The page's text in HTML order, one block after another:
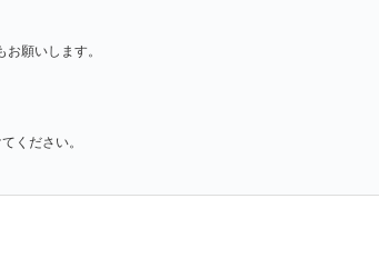
願いします。
ください。